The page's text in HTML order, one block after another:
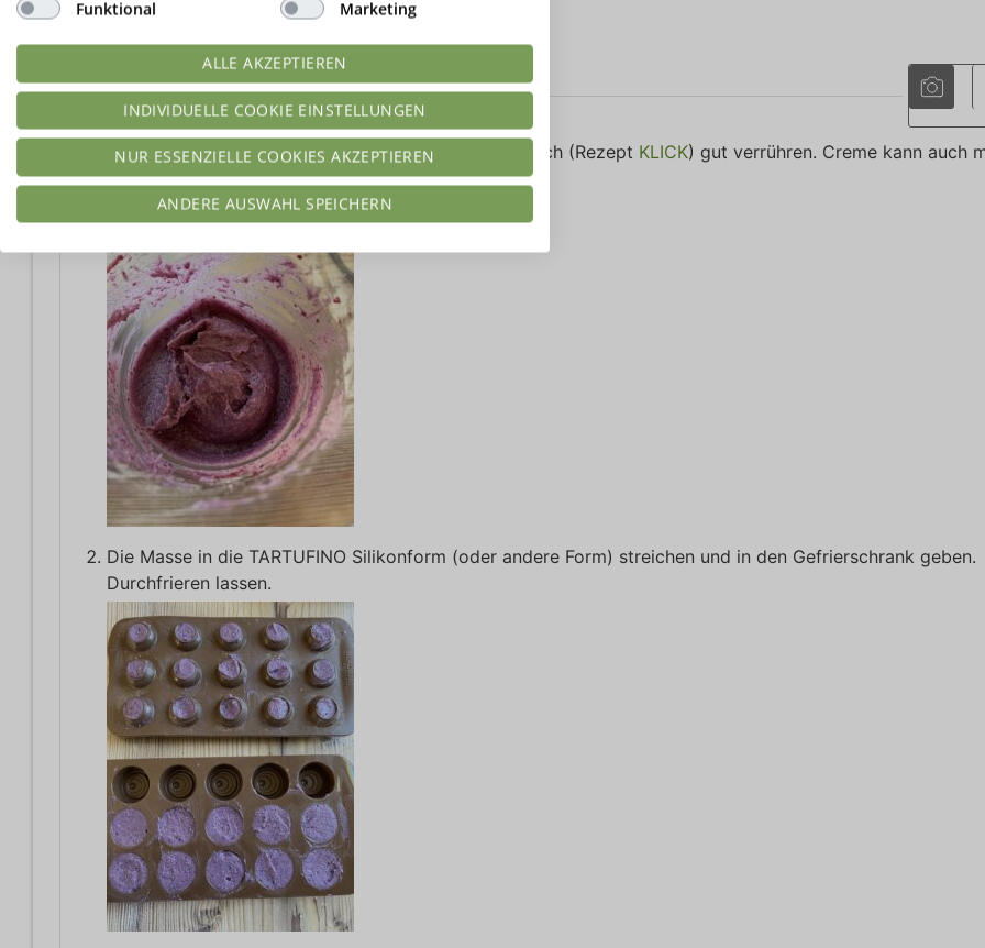
Dr. Almond Schokoladenzauber Vollmilch
ANLEITUNGEN
Lowcarb-Marzipan (Rezept KLICK) und Fruchtaufstrich (Rezept KLICK) gut verrühren. Creme kann auch
etwas Alkohol verfeinert werden, wenn man mag.
Die Masse in die TARTUFINO Silikonform (oder andere Form) streichen und in den Gefrierschrank geben.
Durchfrieren lassen.
Funktional
Marketing
ALLE AKZEPTIEREN
INDIVIDUELLE COOKIE EINSTELLUNGEN
NUR ESSENZIELLE COOKIES AKZEPTIEREN
ANDERE AUSWAHL SPEICHERN